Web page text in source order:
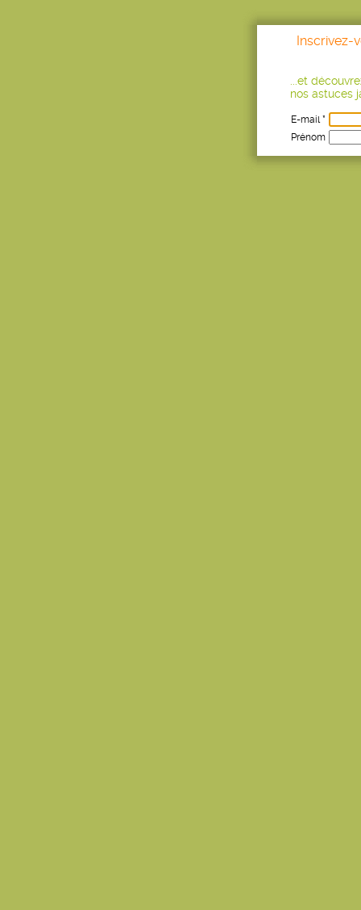
Inscrivez-
...et
nos astuces
E-mail *
Prénom
Age